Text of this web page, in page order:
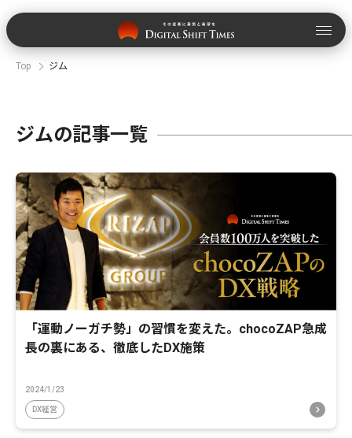
Top ジム
ジムの記事一覧
「運動ノーガチ勢」の習慣を変えた。chocoZAP急成
長の裏にある、徹底したDX施策
2024/1/23
DX経営